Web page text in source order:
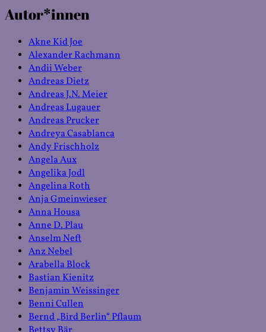
Kategorien
Autor*innen
Akne Kid Joe
Alexander Rachmann
Andii Weber
Andreas Dietz
Andreas J.N. Meier
Andreas Lugauer
Andreas Prucker
Andreya Casablanca
Andy Frischholz
Angela Aux
Angelika Jodl
Angelina Roth
Anja Gmeinwieser
Anna Housa
Anne D. Plau
Anselm Neft
Anz Nebel
Arabella Block
Bastian Kienitz
Benjamin Weissinger
Benni Cullen
Bernd „Bird Berlin“ Pflaum